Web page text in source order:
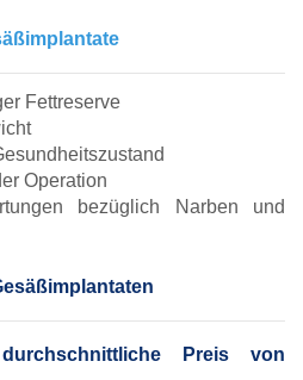
Fettreserve
Operation
bezüglich Narben und
Preis von